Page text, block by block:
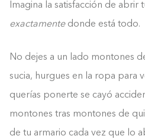
Imagina la satisfacción de abrir
exactamente donde está todo.
No dejes a un lado montones
sucia, hurgues en la ropa para
querías ponerte se cayó
montones tras montones de
de tu armario cada vez que lo